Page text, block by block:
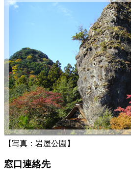
【写真：岩屋公園】
窓口連絡先